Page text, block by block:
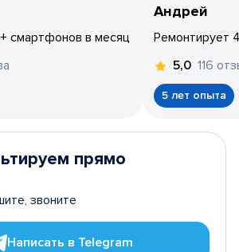
смартфонов в месяц
Андрей
Ремонтирует
5,0 116
5 лет опыта
прямо
звоните
Написать в Telegram